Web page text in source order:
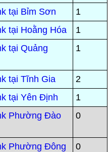
tại Bỉm Sơn
1
tại Hoằng Hóa
1
tại Quảng
1
tại Tĩnh Gia
2
tại Yên Định
1
Phường Đào
0
Phường Đông
0